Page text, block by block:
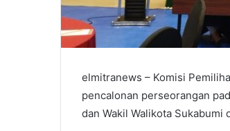
elmitranews – Komisi
pencalonan perseorangan
dan Wakil Walikota